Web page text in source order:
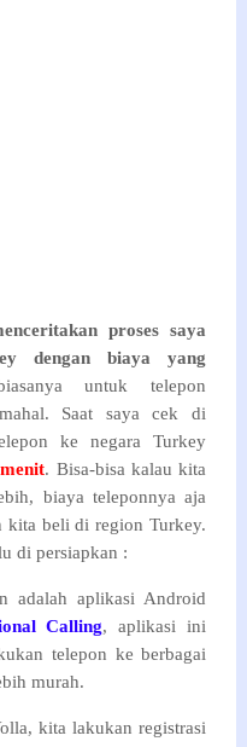
proses saya
dengan biaya yang
untuk telepon
Saat saya cek di
ke negara Turkey
. Bisa-bisa kalau kita
biaya teleponnya aja
kita beli di region Turkey.
di persiapkan :
adalah aplikasi Android
Calling, aplikasi ini
telepon ke berbagai
murah.
kita lakukan registrasi